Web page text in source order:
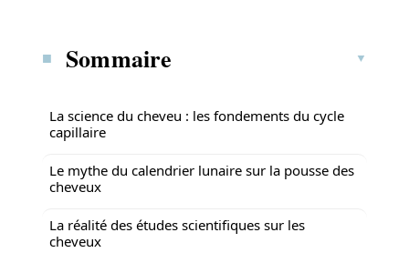
Sommaire
La science du cheveu : les fondements du cycle
capillaire
Le mythe du calendrier lunaire sur la pousse des
cheveux
La réalité des études scientifiques sur les
cheveux